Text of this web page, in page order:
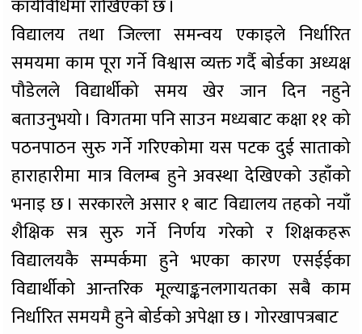
कार्यविधिमा राखिएको छ ।
विद्यालय तथा जिल्ला समन्वय एकाइले निर्धारित
समयमा काम पूरा गर्ने विश्वास व्यक्त गर्दै बोर्डका अध्यक्ष
पौडेलले विद्यार्थीको समय खेर जान दिन नहुने
बताउनुभयो । विगतमा पनि साउन मध्यबाट कक्षा ११ को
पठनपाठन सुरु गर्ने गरिएकोमा यस पटक दुई साताको
हाराहारीमा मात्र विलम्ब हुने अवस्था देखिएको उहाँको
भनाइ छ । सरकारले असार १ बाट विद्यालय तहको नयाँ
शैक्षिक सत्र सुरु गर्ने निर्णय गरेको र शिक्षकहरू
विद्यालयकै सम्पर्कमा हुने भएका कारण एसईईका
विद्यार्थीको आन्तरिक मूल्याङ्कनलगायतका सबै काम
निर्धारित समयमै हुने बोर्डको अपेक्षा छ । गोरखापत्रबाट